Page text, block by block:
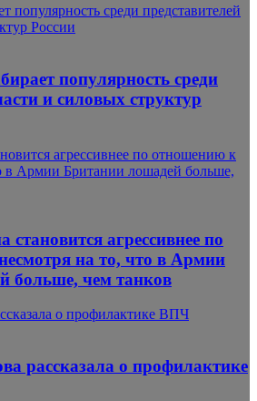
популярность среди представителей
России
популярность среди
и силовых структур
агрессивнее по отношению к
в Армии Британии лошадей больше,
агрессивнее по
на то, что в Армии
больше, чем танков
о профилактике ВПЧ
рассказала о профилактике